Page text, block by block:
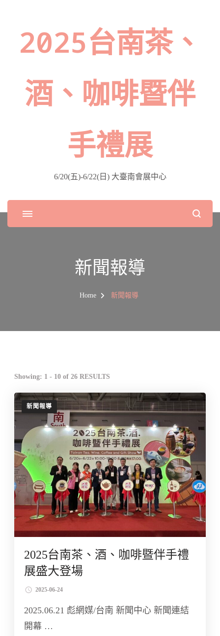
2025台南茶、
酒、咖啡暨伴
手禮展
6/20(五)-6/22(日) 大臺南會展中心
新聞報導
Home 新聞報導
Showing: 1 - 10 of 26 RESULTS
新聞報導
2025台南茶、酒、咖啡暨伴手禮
展盛大登場
2025-06-24
2025.06.21 彪網媒/台南 新聞中心 新聞連結
開幕 …